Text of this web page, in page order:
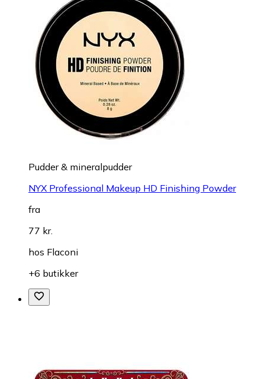
Pudder & mineralpudder
NYX Professional Makeup HD Finishing Powder
fra
77 kr.
hos Flaconi
+6 butikker